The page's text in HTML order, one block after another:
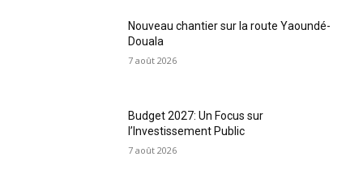
Nouveau chantier sur la route Yaoundé-
Douala
7 août 2026
Budget 2027: Un Focus sur
l’Investissement Public
7 août 2026